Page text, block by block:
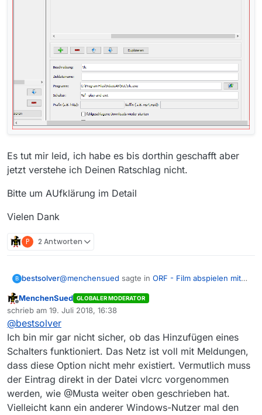
Es tut mir leid, ich habe es bis dorthin geschafft aber
jetzt verstehe ich Deinen Ratschlag nicht.
Bitte um AUfklärung im Detail
Vielen Dank
P 2 Antworten
B bestsolver@menchensued sagte in ORF - Film abspielen mit
@bestsolversagte in
Wo finde ich das ‘Set für das Abspielen
mit VLC’ wo ich den Parameter :http-
In MV - Datei - Einstellungen - Set bearbeiten
Bitte erkläre mir was Du unter Schalter ergänzen
verstehst.
Ich soll doch im Set für das Abspielen mit VLC den
Parameter:http-user-agentsetzen.
ABer ich weiss nicht was Du unter Schalter
ergänzen verstehst.
Wo soll ich da dieses .http-user-agent im Schalter
ergänzen?
Es tut mir leid, ich habe es bis dorthin geschafft
aber jetzt verstehe ich Deinen Ratschlag nicht.
Offline
MenchenSued GLOBALER MODERATOR
schrieb am 19. Juli 2018, 16:38
zuletzt editiert von
@bestsolver
Ich bin mir gar nicht sicher, ob das Hinzufügen eines
Schalters funktioniert. Das Netz ist voll mit Meldungen,
dass diese Option nicht mehr existiert. Vermutlich muss
der Eintrag direkt in der Datei vlcrc vorgenommen
werden, wie @Musta weiter oben geschrieben hat.
Vielleicht kann ein anderer Windows-Nutzer mal den